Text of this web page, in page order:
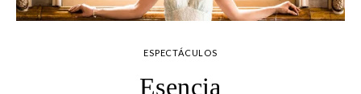
ESPECTÁCULOS
Esencia